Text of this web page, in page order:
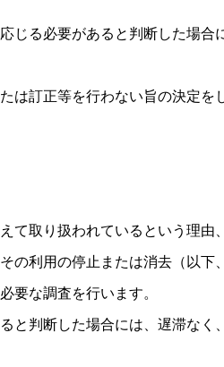
じる必要があると判断した場合
は訂正等を行わない旨の決定を
て取り扱われているという理由
の利用の停止または消去（以下
要な調査を行います。
と判断した場合には、遅滞なく